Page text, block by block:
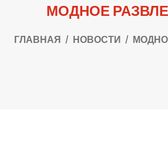
МОДНОЕ
ГЛАВНАЯ НОВОСТИ